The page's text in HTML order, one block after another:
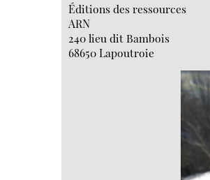
Éditions des ressources
ARN
240 lieu dit Bambois
68650 Lapoutroie